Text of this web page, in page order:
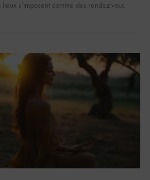
s’imposent comme des rendez-vous
que les défilés eux-mêmes. Cette saison,